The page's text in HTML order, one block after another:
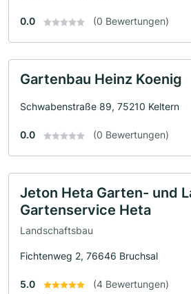
0.0 (0 Bewertungen)
Gartenbau Heinz Koenig
Schwabenstraße 89, 75210 Keltern
0.0 (0 Bewertungen)
Jeton Heta Garten- und
Gartenservice Heta
Landschaftsbau
Fichtenweg 2, 76646 Bruchsal
5.0 (4 Bewertungen)